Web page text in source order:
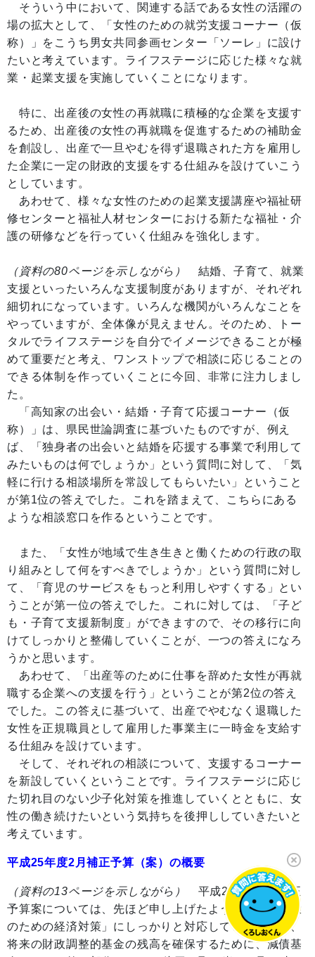
そういう中において、関連する話である女性の活躍の
場の拡大として、「女性のための就労支援コーナー（仮
称）」をこうち男女共同参画センター「ソーレ」に設け
たいと考えています。ライフステージに応じた様々な就
業・起業支援を実施していくことになります。
特に、出産後の女性の再就職に積極的な企業を支援す
るため、出産後の女性の再就職を促進するための補助金
を創設し、出産で一旦やむを得ず退職された方を雇用し
た企業に一定の財政的支援をする仕組みを設けていこう
としています。
あわせて、様々な女性のための起業支援講座や福祉研
修センターと福祉人材センターにおける新たな福祉・介
護の研修などを行っていく仕組みを強化します。
（資料の80ページを示しながら）
結婚、子育て、就業
支援といったいろんな支援制度がありますが、それぞれ
細切れになっています。いろんな機関がいろんなことを
やっていますが、全体像が見えません。そのため、トー
タルでライフステージを自分でイメージできることが極
めて重要だと考え、ワンストップで相談に応じることの
できる体制を作っていくことに今回、非常に注力しまし
た。
「高知家の出会い・結婚・子育て応援コーナー（仮
称）」は、県民世論調査に基づいたものですが、例え
ば、「独身者の出会いと結婚を応援する事業で利用して
みたいものは何でしょうか」という質問に対して、「気
軽に行ける相談場所を常設してもらいたい」ということ
が第1位の答えでした。これを踏まえて、こちらにある
ような相談窓口を作るということです。
また、「女性が地域で生き生きと働くための行政の取
り組みとして何をすべきでしょうか」という質問に対し
て、「育児のサービスをもっと利用しやすくする」とい
うことが第一位の答えでした。これに対しては、「子ど
も・子育て支援新制度」ができますので、その移行に向
けてしっかりと整備していくことが、一つの答えになろ
うかと思います。
あわせて、「出産等のために仕事を辞めた女性が再就
職する企業への支援を行う」ということが第2位の答え
でした。この答えに基づいて、出産でやむなく退職した
女性を正規職員として雇用した事業主に一時金を支給す
る仕組みを設けています。
そして、それぞれの相談について、支援するコーナー
を新設していくということです。ライフステージに応じ
た切れ目のない少子化対策を推進していくとともに、女
性の働き続けたいという気持ちを後押ししていきたいと
考えています。
平成25年度2月補正予算（案）の概要
（資料の13ページを示しながら）
平成25年度2月補正
予算案については、先ほど申し上げたように、「好循環
のための経済対策」にしっかりと対応していきながら、
将来の財政調整的基金の残高を確保するために、減債基